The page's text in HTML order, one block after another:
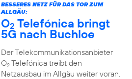
BESSERES NETZ FÜR DAS TOR ZUM
ALLGÄU:
O2 Telefónica bringt
5G nach Buchloe
Der Telekommunikationsanbieter
O2Telefónica treibt den
Netzausbau im Allgäu weiter voran.